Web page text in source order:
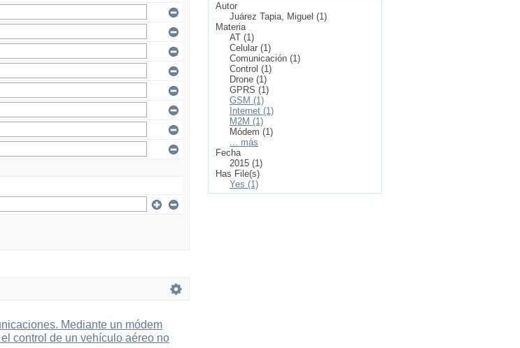
Mediante un módem
control de un vehículo aéreo no
Autor
Juárez Tapia, Miguel (1)
Materia
AT (1)
Celular (1)
Comunicación (1)
Control (1)
Drone (1)
GPRS (1)
GSM (1)
Internet (1)
M2M (1)
Módem (1)
... más
Fecha
2015 (1)
Has File(s)
Yes (1)